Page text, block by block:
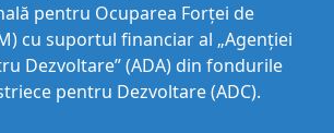
pentru Ocuparea Forței de
cu suportul financiar al „Agenției
Dezvoltare” (ADA) din fondurile
pentru Dezvoltare (ADC).